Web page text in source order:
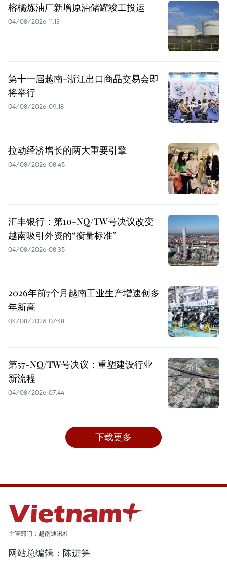
榕橘炼油厂新增原油储罐竣工投运
04/08/2026 11:13
第十一届越南-浙江出口商品交易会即
将举行
04/08/2026 09:18
拉动经济增长的两大重要引擎
04/08/2026 08:45
汇丰银行：第10-NQ/TW号决议改变
越南吸引外资的“衡量标准”
04/08/2026 08:35
2026年前7个月越南工业生产增速创多
年新高
04/08/2026 07:48
第57-NQ/TW号决议：重塑建设行业
新流程
04/08/2026 07:44
下载更多
主管部门：越南通讯社
网站总编辑：陈进笋